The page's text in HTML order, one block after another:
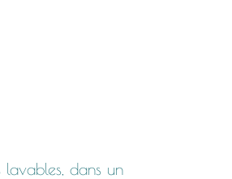
dans un